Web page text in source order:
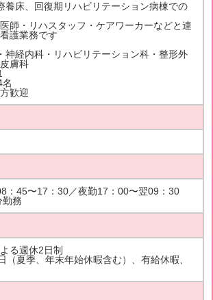
養床、回復期リハビリテーション病棟での
スタッフ・ケアワーカーなどと連
護業務です
神経内科・リハビリテーション科・整形外
膚科
歓迎
：45〜17：30／夜勤17：00〜翌09：30
務
る週休2日制
（夏季、年末年始休暇含む）、有給休暇、